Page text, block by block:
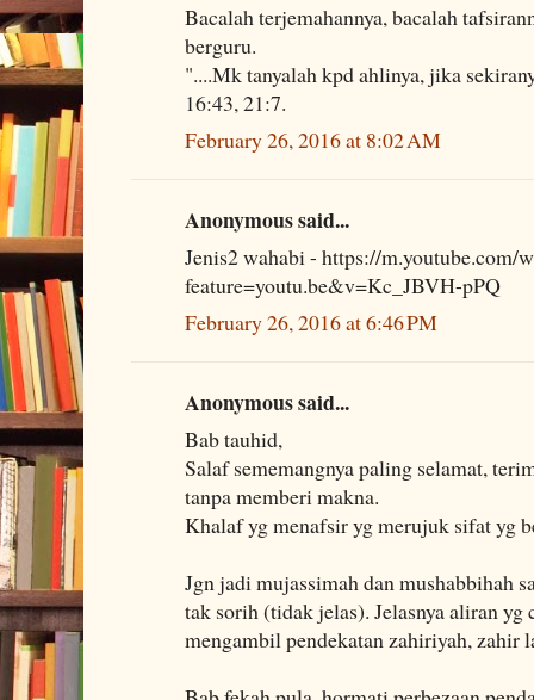
Bacalah terjemahannya, bacalah
berguru.
"....Mk tanyalah kpd ahlinya, jika
16:43, 21:7.
February 26, 2016 at 8:02 AM
Anonymous said...
Jenis2 wahabi - https://m.youtube.com/
feature=youtu.be&v=Kc_JBVH-pPQ
February 26, 2016 at 6:46 PM
Anonymous said...
Bab tauhid,
Salaf sememangnya paling selamat,
tanpa memberi makna.
Khalaf yg menafsir yg merujuk sifat yg
Jgn jadi mujassimah dan mushabbihah
tak sorih (tidak jelas). Jelasnya aliran yg
mengambil pendekatan zahiriyah, zahir